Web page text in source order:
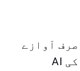
آوازے
کی بنیاد پر نہیں ہے، بلکہ فون کی AI